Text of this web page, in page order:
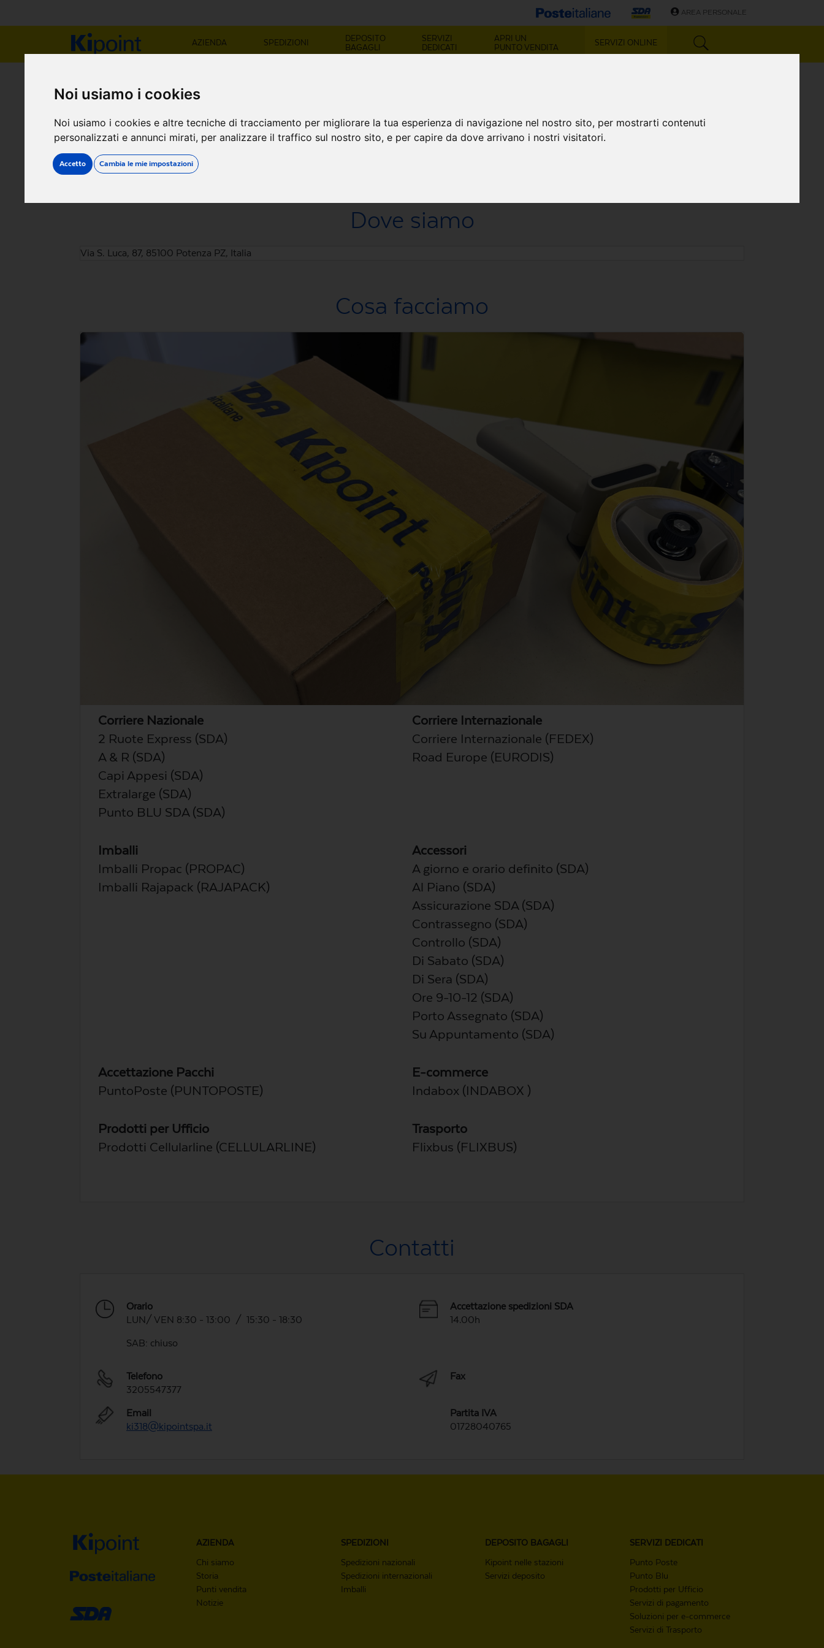
Noi usiamo i cookies
Noi usiamo i cookies e altre tecniche di tracciamento per migliorare la tua esperienza di navigazione nel nostro sito, per mostrarti contenuti
personalizzati e annunci mirati, per analizzare il traffico sul nostro sito, e per capire da dove arrivano i nostri visitatori.
Accetto Cambia le mie impostazioni
AREA PERSONALE
AZIENDA SPEDIZIONI
DEPOSITO
BAGAGLI
SERVIZI
DEDICATI
APRI UN
PUNTO VENDITA
SERVIZI ONLINE
NEGOZIO KIPOINT POTENZA (PZ)
Via Macchia San Luca Ex Cda Rio Freddo, 87
Dove siamo
Via S. Luca, 87, 85100 Potenza PZ, Italia
Cosa facciamo
Corriere Nazionale
2 Ruote Express (SDA)
A & R (SDA)
Capi Appesi (SDA)
Extralarge (SDA)
Punto BLU SDA (SDA)
Corriere Internazionale
Corriere Internazionale (FEDEX)
Road Europe (EURODIS)
Imballi
Imballi Propac (PROPAC)
Imballi Rajapack (RAJAPACK)
Accessori
A giorno e orario definito (SDA)
Al Piano (SDA)
Assicurazione SDA (SDA)
Contrassegno (SDA)
Controllo (SDA)
Di Sabato (SDA)
Di Sera (SDA)
Ore 9-10-12 (SDA)
Porto Assegnato (SDA)
Su Appuntamento (SDA)
Accettazione Pacchi
PuntoPoste (PUNTOPOSTE)
E-commerce
Indabox (INDABOX )
Prodotti per Ufficio
Prodotti Cellularline (CELLULARLINE)
Trasporto
Flixbus (FLIXBUS)
Contatti
Orario
LUN/ VEN 8:30 - 13:00 / 15:30 - 18:30
SAB: chiuso
Accettazione spedizioni SDA
14.00h
Telefono
3205547377
Fax
Email
ki318@kipointspa.it
Partita IVA
01728040765
AZIENDA
Chi siamo
Storia
Punti vendita
Notizie
SPEDIZIONI
Spedizioni nazionali
Spedizioni internazionali
Imballi
DEPOSITO BAGAGLI
Kipoint nelle stazioni
Servizi deposito
SERVIZI
DEDICATI
Punto Poste
Punto Blu
Prodotti per Ufficio
Servizi di pagamento
Soluzioni per e-commerce
Servizi di Trasporto